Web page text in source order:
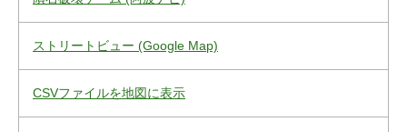
ストリートビュー (Google Map)
CSVファイルを地図に表示